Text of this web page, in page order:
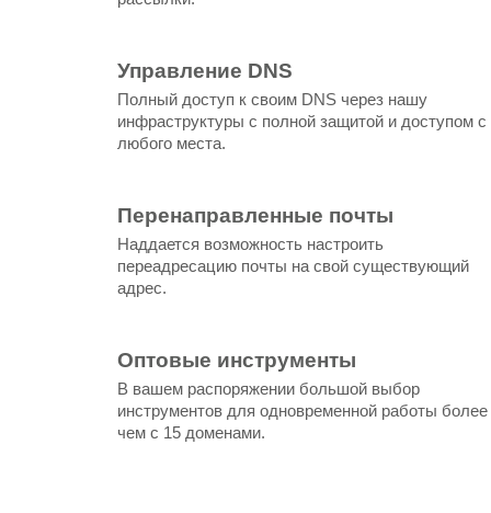
Управление DNS
Полный доступ к своим DNS через нашу
инфраструктуры с полной защитой и доступом с
любого места.
Перенаправленные почты
Наддается возможность настроить
переадресацию почты на свой существующий
адрес.
Оптовые инструменты
В вашем распоряжении большой выбор
инструментов для одновременной работы более
чем с 15 доменами.